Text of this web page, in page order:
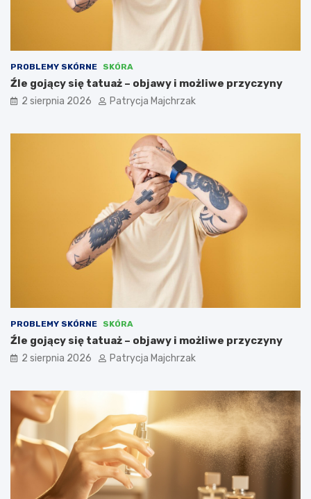
PROBLEMY SKÓRNE SKÓRA
Źle gojący się tatuaż – objawy i możliwe przyczyny
2 sierpnia 2026 Patrycja Majchrzak
PROBLEMY SKÓRNE SKÓRA
Źle gojący się tatuaż – objawy i możliwe przyczyny
2 sierpnia 2026 Patrycja Majchrzak